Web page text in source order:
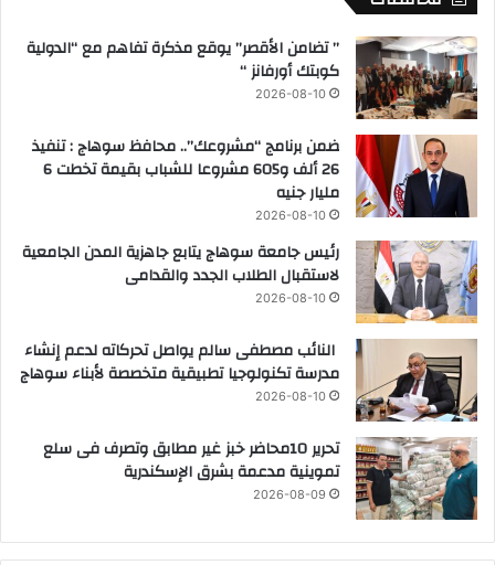
” تضامن الأقصر” يوقع مذكرة تفاهم مع “الدولية
كوبتك أورفانز “
2026-08-10
ضمن برنامج “مشروعك”.. محافظ سوهاج : تنفيذ
26 ألف و605 مشروعا للشباب بقيمة تخطت 6
مليار جنيه
2026-08-10
رئيس جامعة سوهاج يتابع جاهزية المدن الجامعية
لاستقبال الطلاب الجدد والقدامى
2026-08-10
النائب مصطفى سالم يواصل تحركاته لدعم إنشاء
مدرسة تكنولوجيا تطبيقية متخصصة لأبناء سوهاج
2026-08-10
تحرير 10محاضر خبز غير مطابق وتصرف فى سلع
تموينية مدعمة بشرق الإسكندرية
2026-08-09